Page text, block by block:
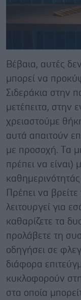
Βέβαια, αυτές
μπορεί να
Σιδεράκια στην
μετέπειτα, στην
χρειαστούμε
αυτά απαιτούν
με προσοχή. Tα
πρέπει να είναι)
Πρέπει να
λειτουργεί για
καθαρίζετε τα
προλάβετε τη
οδηγήσει σε
διάφορα
κυκλοφορούν
στα οποία